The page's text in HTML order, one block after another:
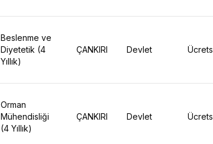
Beslenme ve
Diyetetik (4
Yıllık)
ÇANKIRI Devlet
Orman
Mühendisliği
(4 Yıllık)
ÇANKIRI Devlet